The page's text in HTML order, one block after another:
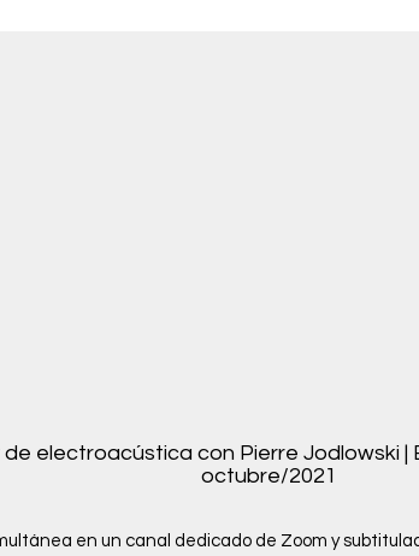
de electroacústica con Pierre Jodlowski |
octubre/2021
en un canal dedicado de Zoom y